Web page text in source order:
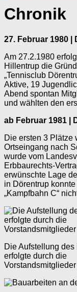
Chronik
27. Februar 1980 |
Am 27.2.1980
Hillentrup die
„Tennisclub
Aktive, 19
Abend spontan
und wählten den
ab Februar 1981 |
Die ersten 3 Plätze
Ortseingang nach
wurde vom
Erbbaurechts-
erwünschte Lage
in Dörentrup
„Kampfbahn C“
Die Aufstellung
erfolgte durch die